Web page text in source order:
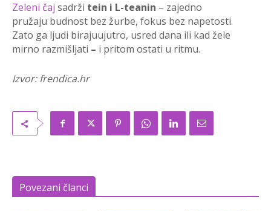
Zeleni čaj sadrži tein i L-teanin – zajedno
pružaju budnost bez žurbe, fokus bez napetosti.
Zato ga ljudi birajuujutro, usred dana ili kad žele
mirno razmišljati – i pritom ostati u ritmu.
Izvor: frendica.hr
Povezani članci